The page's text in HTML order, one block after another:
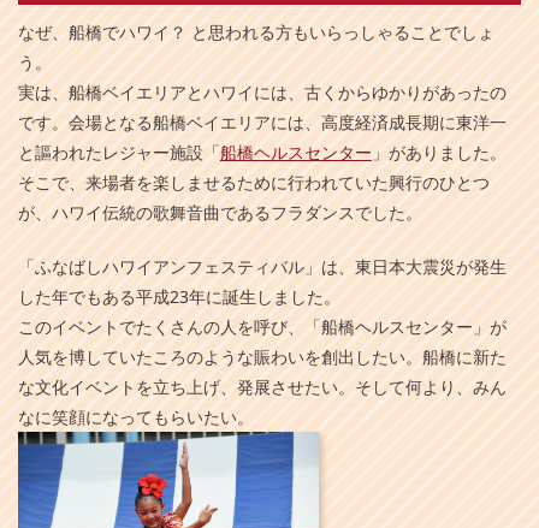
なぜ、船橋でハワイ？ と思われる方もいらっしゃることでしょ
う。
実は、船橋ベイエリアとハワイには、古くからゆかりがあったの
です。会場となる船橋ベイエリアには、高度経済成長期に東洋一
と謳われたレジャー施設「船橋ヘルスセンター 」がありました。
そこで、来場者を楽しませるために行われていた興行のひとつ
が、ハワイ伝統の歌舞音曲であるフラダンスでした。
「ふなばしハワイアンフェスティバル」は、東日本大震災が発生
した年でもある平成23年に誕生しました。
このイベントでたくさんの人を呼び、「船橋ヘルスセンター」が
人気を博していたころのような賑わいを創出したい。船橋に新た
な文化イベントを立ち上げ、発展させたい。そして何より、みん
なに笑顔になってもらいたい。